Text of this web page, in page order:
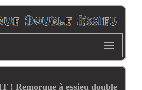
! Remorque à essieu double